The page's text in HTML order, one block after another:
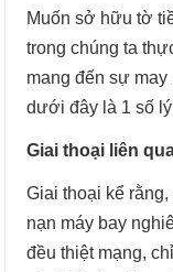
Muốn sở hữu tờ
trong chúng ta
mang đến sự
dưới đây là 1 số
Giai thoại liên
Giai thoại kể
nạn máy bay
đều thiệt mạng,